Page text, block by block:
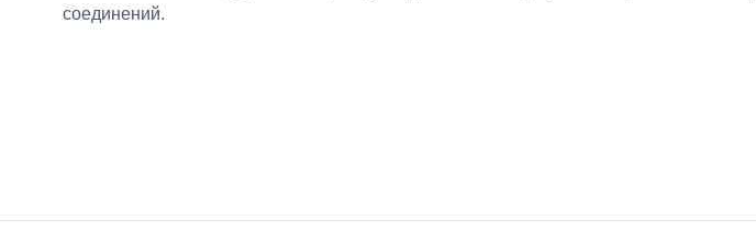
соединений.